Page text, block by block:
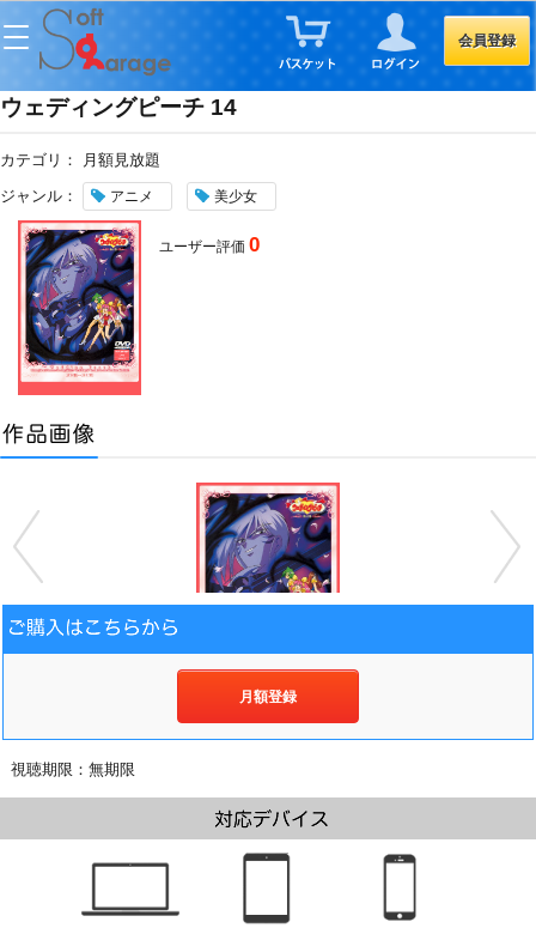
会員登録
ウェディングピーチ 14
カテゴリ：
月額見放題
ジャンル：
アニメ 美少女
ユーザー評価0
月額登録
視聴期限：無期限